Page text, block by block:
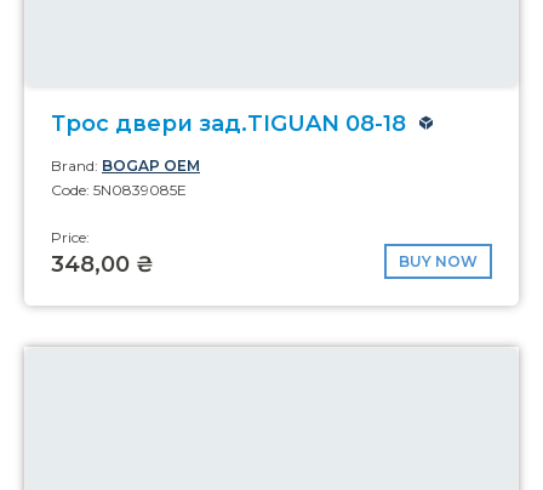
Трос двери зад.TIGUAN 08-18
Brand: BOGAP OEM
Code: 5N0839085E
Price:
348,00 ₴ BUY NOW